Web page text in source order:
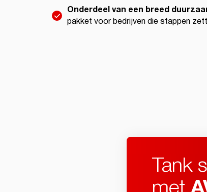
Onderdeel van een breed
pakket voor bedrijven die stappen
Tank
met